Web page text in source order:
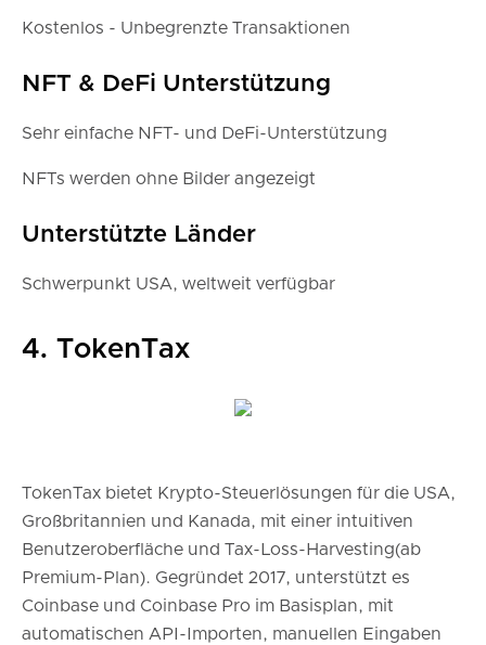
Kostenlos - Unbegrenzte Transaktionen
NFT & DeFi Unterstützung
Sehr einfache NFT- und DeFi-Unterstützung
NFTs werden ohne Bilder angezeigt
Unterstützte Länder
Schwerpunkt USA, weltweit verfügbar
4. TokenTax
TokenTax bietet Krypto-Steuerlösungen für die USA,
Großbritannien und Kanada, mit einer intuitiven
Benutzeroberfläche und Tax-Loss-Harvesting(ab
Premium-Plan). Gegründet 2017, unterstützt es
Coinbase und Coinbase Pro im Basisplan, mit
automatischen API-Importen, manuellen Eingaben